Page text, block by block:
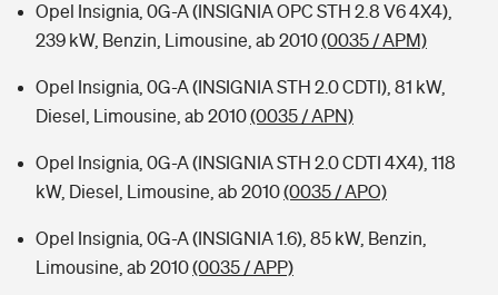
Opel Insignia, 0G-A (INSIGNIA OPC STH 2.8 V6 4X4),
239 kW, Benzin, Limousine, ab 2010(0035 / APM)
Opel Insignia, 0G-A (INSIGNIA STH 2.0 CDTI), 81 kW,
Diesel, Limousine, ab 2010(0035 / APN)
Opel Insignia, 0G-A (INSIGNIA STH 2.0 CDTI 4X4), 118
kW, Diesel, Limousine, ab 2010(0035 / APO)
Opel Insignia, 0G-A (INSIGNIA 1.6), 85 kW, Benzin,
Limousine, ab 2010(0035 / APP)